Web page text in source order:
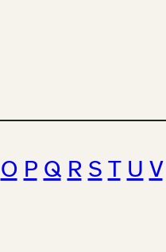
O P Q R S T U V